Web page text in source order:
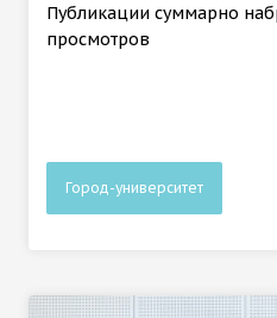
Публикации суммарно
просмотров
Город-университет